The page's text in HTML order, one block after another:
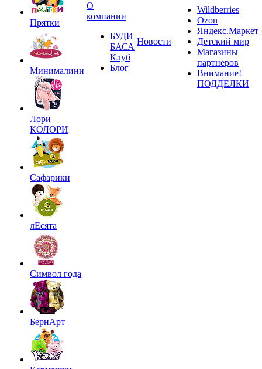
Прятки
Минималини
Лори
КОЛОРИ
Сафарики
лЕсята
Символ года
БернАрт
О
компании
БУДИ
БАСА
Клуб
Блог
Новости
Wildberries
Ozon
Яндекс.Маркет
Детский мир
Магазины
партнеров
Внимание!
ПОДДЕЛКИ